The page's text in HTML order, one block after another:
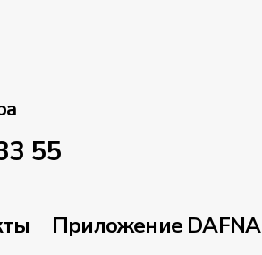
55
Приложение DAFNA